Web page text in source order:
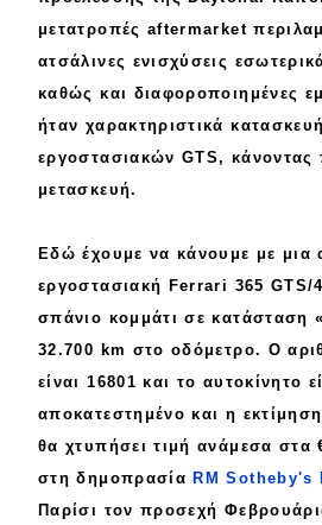
eDRIVE
DRIVE USED
μετατροπές aftermarket
ατσάλινες ενισχύσεις
καθώς και διαφοροποιημένες
ήταν χαρακτηριστικά
εργοστασιακών GTS, κάνοντας
μετασκευή.
Εδώ έχουμε να κάνουμε με μια
εργοστασιακή Ferrari 365 GTS/
σπάνιο κομμάτι σε κατάσταση
32.700 km στο οδόμετρο. Ο
είναι16801 και το αυτοκίνητο
αποκατεστημένο και η
θα χτυπήσει τιμή ανάμεσα στα
στη δημοπρασία RM Sotheby's
Παρίσι τον προσεχή